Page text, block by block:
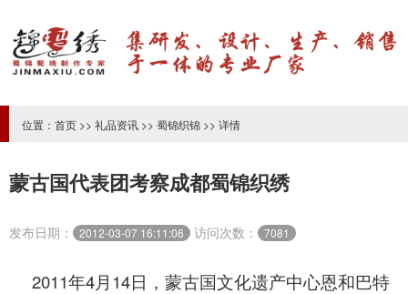
位置： 首页 >> 礼品资讯 >> 蜀锦织锦 >> 详情
蒙古国代表团考察成都蜀锦织绣
发布日期： 2012-03-07 16:11:06 访问次数： 7081
2011年4月14日，蒙古国文化遗产中心恩和巴特